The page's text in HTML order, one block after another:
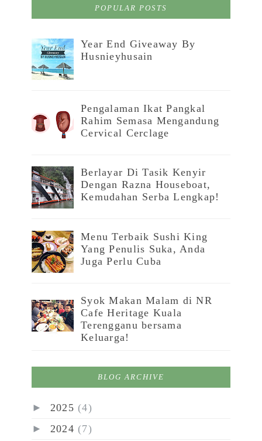
POPULAR POSTS
Year End Giveaway By
Husnieyhusain
Pengalaman Ikat Pangkal
Rahim Semasa Mengandung
Cervical Cerclage
Berlayar Di Tasik Kenyir
Dengan Razna Houseboat,
Kemudahan Serba Lengkap!
Menu Terbaik Sushi King
Yang Penulis Suka, Anda
Juga Perlu Cuba
Syok Makan Malam di NR
Cafe Heritage Kuala
Terengganu bersama
Keluarga!
BLOG ARCHIVE
► 2025 (4)
► 2024 (7)